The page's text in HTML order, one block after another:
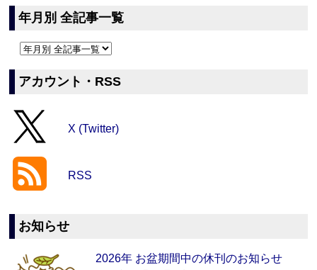
年月別 全記事一覧
アカウント・RSS
X (Twitter)
RSS
お知らせ
2026年 お盆期間中の休刊のお知らせ